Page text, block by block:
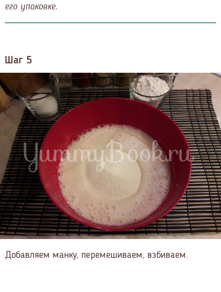
его упаковке.
Шаг 5
Добавляем манку, перемешиваем, взбиваем.